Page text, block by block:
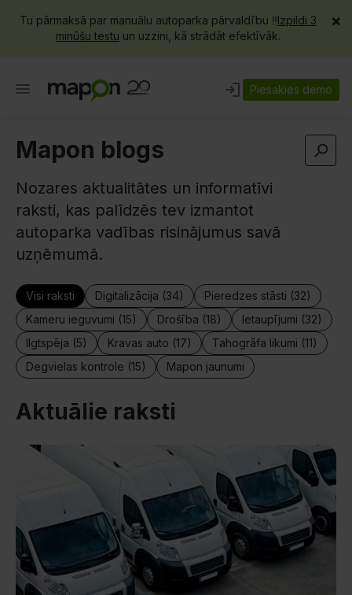
Tu pārmaksā par manuālu autoparka pārvaldību ‼️Izpildi 3
minūšu testu un uzzini, kā strādāt efektīvāk.
×
Piesakies demo
Mapon blogs
Nozares aktualitātes un informatīvi
raksti, kas palīdzēs tev izmantot
autoparka vadības risinājumus savā
uzņēmumā.
Visi raksti Digitalizācija (34)
Pieredzes stāsti (32)
Kameru ieguvumi (15)
Drošība (18)
Ietaupījumi (32)
Ilgtspēja (5)
Kravas auto (17)
Tahogrāfa likumi (11)
Degvielas kontrole (15)
Mapon jaunumi
Aktuālie raksti